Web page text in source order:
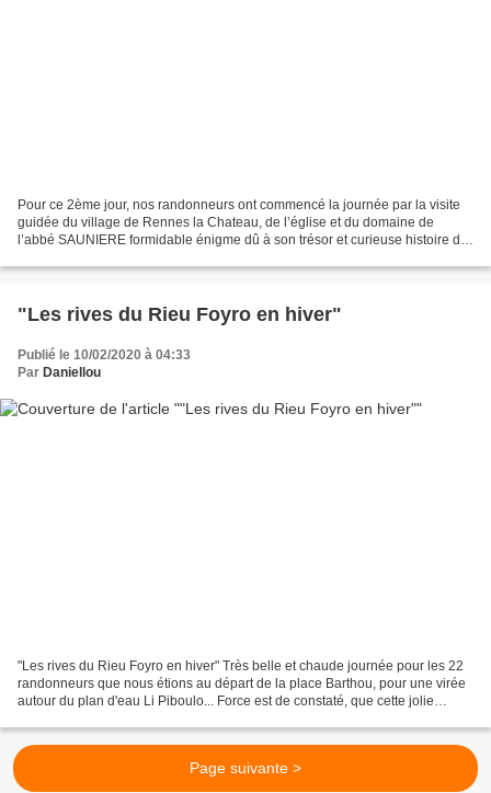
Pour ce 2ème jour, nos randonneurs ont commencé la journée par la visite
guidée du village de Rennes la Chateau, de l’église et du domaine de
l’abbé SAUNIERE formidable énigme dû à son trésor et curieuse histoire de
"Les rives du Rieu Foyro en hiver"
Publié le 10/02/2020 à 04:33
Par Daniellou
"Les rives du Rieu Foyro en hiver" Très belle et chaude journée pour les 22
randonneurs que nous étions au départ de la place Barthou, pour une virée
autour du plan d'eau Li Piboulo... Force est de constaté, que cette jolie
Page suivante >